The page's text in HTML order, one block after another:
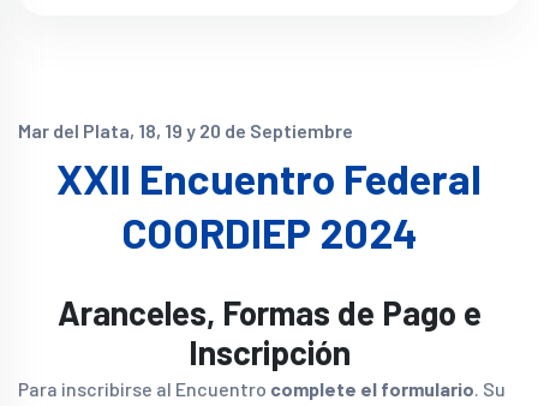
Mar del Plata, 18, 19 y 20 de Septiembre
XXII Encuentro Federal
COORDIEP 2024
Aranceles, Formas de Pago e
Inscripción
Para inscribirse al Encuentro complete el formulario. Su